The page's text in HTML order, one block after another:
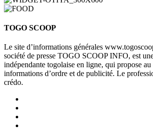
TOGO SCOOP
Le site d’informations générales
société de presse TOGO SCOOP INFO, est
indépendante togolaise en ligne, qui propose
informations d’ordre et de publicité. Le
crédo.